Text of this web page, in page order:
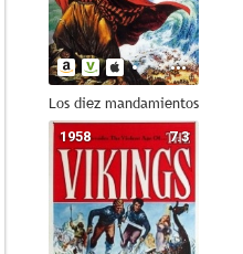
Los diez mandamientos
7.3
1958